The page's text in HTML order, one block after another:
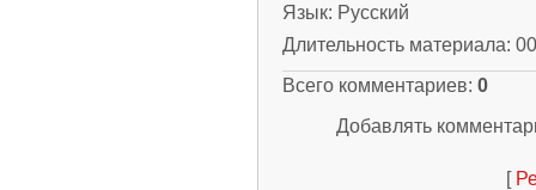
Язык: Русский
Длительность материала:
Всего комментариев: 0
Добавлять
[